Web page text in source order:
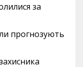
за
прогнозують